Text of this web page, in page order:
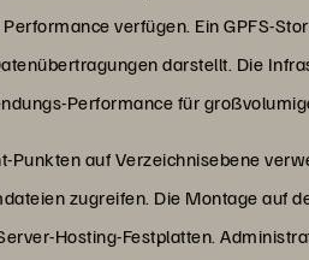
verfügen. Ein GPFS-
darstellt. Die
Performance für
Punkten auf Verzeichnisebene
zugreifen. Die Montage auf
Hosting-Festplatten.